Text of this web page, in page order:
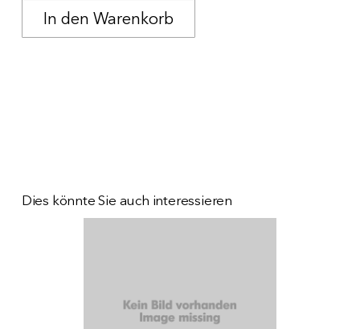
Dies könnte Sie auch interessieren